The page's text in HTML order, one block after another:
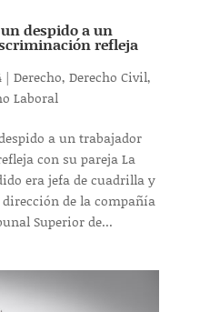
despido a un
refleja
| Derecho, Derecho Civil,
Laboral
a un trabajador
con su pareja La
era jefa de cuadrilla y
de la compañía
Superior de...